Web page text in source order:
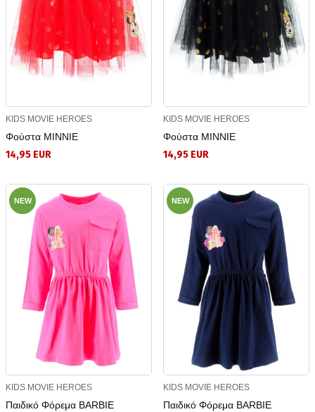
KIDS MOVIE HEROES
Φούστα MINNIE
14,95 EUR
KIDS MOVIE HEROES
Φούστα MINNIE
14,95 EUR
NEW
KIDS MOVIE HEROES
Παιδικό Φόρεμα BARBIE
NEW
KIDS MOVIE HEROES
Παιδικό Φόρεμα BARBIE